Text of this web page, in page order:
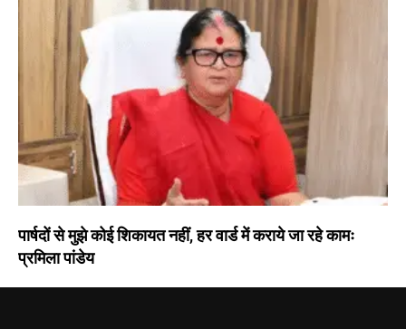
पार्षदों से मुझे कोई शिकायत नहीं, हर वार्ड में कराये जा रहे कामः
प्रमिला पांडेय